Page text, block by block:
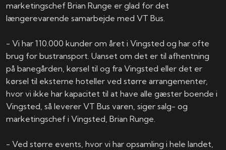
marketingschef Brian Runge er glad for det
længerevarende samarbejde med VT Bus.
​- Vi har 110.000 kunder om året i Vingsted og har ofte
brug for bustransport. Uanset om det er til afhentning
på banegården, kørsel til og fra Vingsted eller det er
kørsel til eksterne hoteller ved større arrangementer,
hvor vi ikke har kapacitet til at have alle gæster boende i
Vingsted, så leverer VT Bus varen, siger salg- og
marketingschef i Vingsted, Brian Runge.
​- Ved større events, hvor vi har opsamling i hele landet,